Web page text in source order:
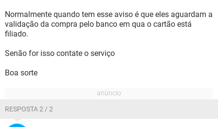
Normalmente quando tem esse aviso é que eles aguardam a
validação da compra pelo banco em qua o cartão está
filiado.
Senão for isso contate o serviço
Boa sorte
RESPOSTA 2 / 2